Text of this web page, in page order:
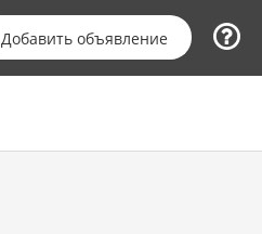
Добавить объявление